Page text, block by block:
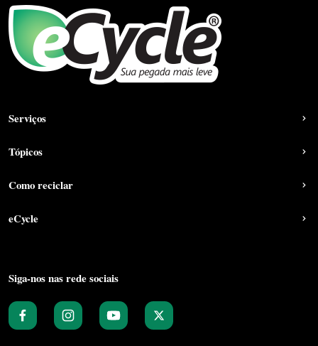
Serviços
Tópicos
Como reciclar
eCycle
Siga-nos nas rede sociais